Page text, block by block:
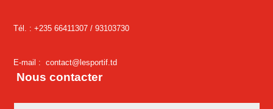
Tél. : +235 66411307 /93103730
E-mail :contact@lesportif.td
Nous contacter